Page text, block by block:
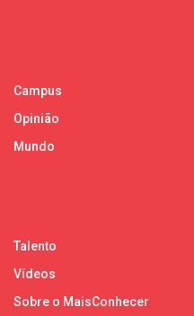
Campus
Opinião
Mundo
Talento
Vídeos
Sobre o MaisConhecer